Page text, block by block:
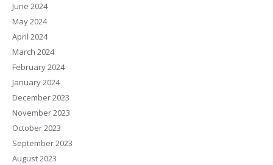
June 2024
May 2024
April 2024
March 2024
February 2024
January 2024
December 2023
November 2023
October 2023
September 2023
August 2023